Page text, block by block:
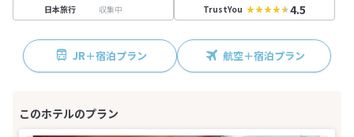
日本旅行 収集中 TrustYou 4.5
JR＋宿泊プラン 航空＋宿泊プラン